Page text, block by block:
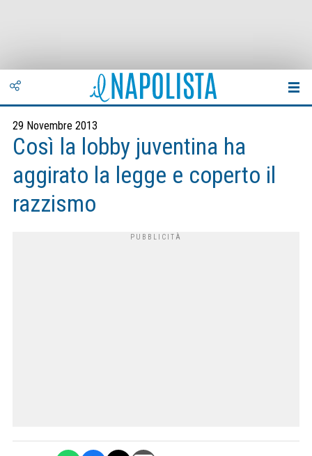
29 Novembre 2013
Così la lobby juventina ha
aggirato la legge e coperto il
razzismo